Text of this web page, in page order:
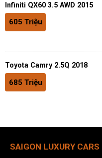
Infiniti QX60 3.5 AWD 2015
605 Triệu
Toyota Camry 2.5Q 2018
685 Triệu
SAIGON LUXURY CARS